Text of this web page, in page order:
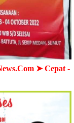
- Akurat -